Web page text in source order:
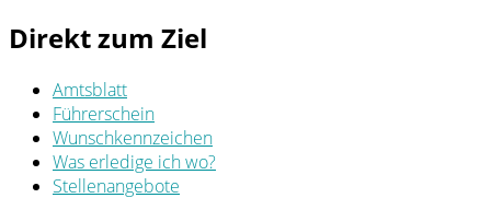
Direkt zum Ziel
Amtsblatt
Führerschein
Wunschkennzeichen
Was erledige ich wo?
Stellenangebote